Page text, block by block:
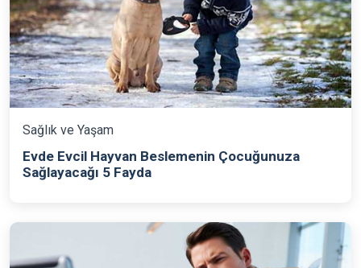
Sağlık ve Yaşam
Evde Evcil Hayvan Beslemenin Çocuğunuza
Sağlayacağı 5 Fayda